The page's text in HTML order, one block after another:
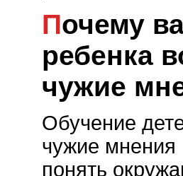
Почему важно учить
ребенка
чужие
Обучение
чужие мнения
понять